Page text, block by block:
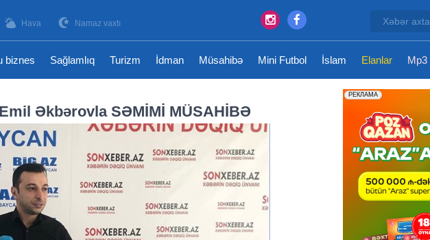
Hava Namaz vaxtı
biznes Sağlamlıq Turizm İdman Müsahibə Mini Futbol İslam Elanlar Mp3
Əkbərovla SƏMİMİ MÜSAHİBƏ